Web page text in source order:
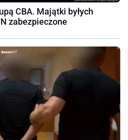
CBA. Majątki byłych
zabezpieczone